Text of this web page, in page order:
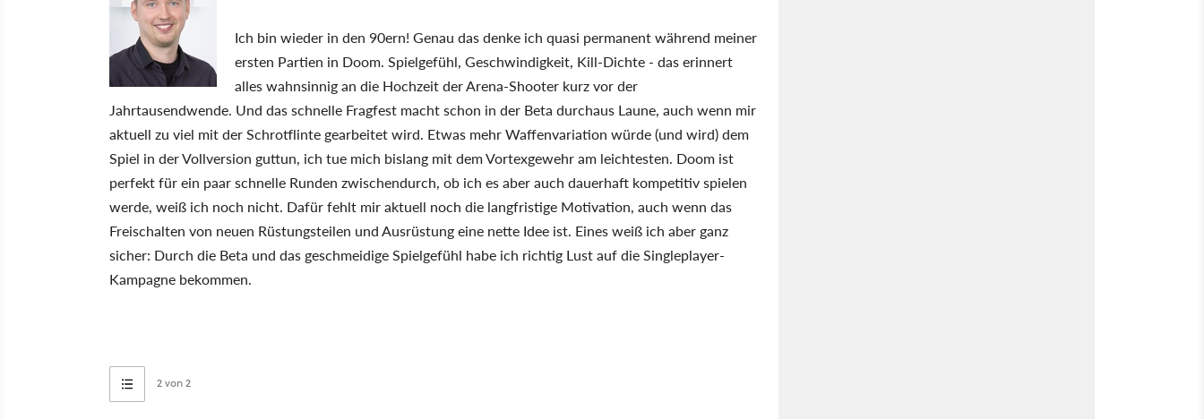
Ich bin wieder in den 90ern! Genau das denke ich quasi permanent während meiner
ersten Partien in Doom. Spielgefühl, Geschwindigkeit, Kill-Dichte - das erinnert
alles wahnsinnig an die Hochzeit der Arena-Shooter kurz vor der
Jahrtausendwende. Und das schnelle Fragfest macht schon in der Beta durchaus Laune, auch wenn mir
aktuell zu viel mit der Schrotflinte gearbeitet wird. Etwas mehr Waffenvariation würde (und wird) dem
Spiel in der Vollversion guttun, ich tue mich bislang mit dem Vortexgewehr am leichtesten. Doom ist
perfekt für ein paar schnelle Runden zwischendurch, ob ich es aber auch dauerhaft kompetitiv spielen
werde, weiß ich noch nicht. Dafür fehlt mir aktuell noch die langfristige Motivation, auch wenn das
Freischalten von neuen Rüstungsteilen und Ausrüstung eine nette Idee ist. Eines weiß ich aber ganz
sicher: Durch die Beta und das geschmeidige Spielgefühl habe ich richtig Lust auf die Singleplayer-
Kampagne bekommen.
2 von 2